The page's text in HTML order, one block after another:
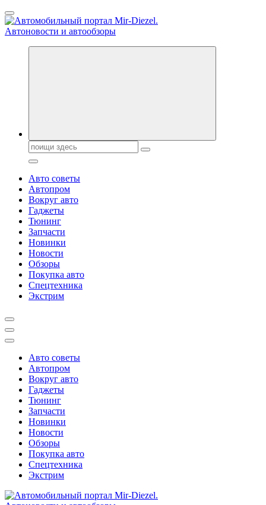
Перейти
к
содержанию
Справочник автомобилиста. Обзор новинок популярных
Поиск:
Авто советы
Автопром
Вокруг авто
Гаджеты
Тюнинг
Запчасти
Новинки
Новости
Обзоры
Покупка авто
Спецтехника
Экстрим
Авто советы
Автопром
Вокруг авто
Гаджеты
Тюнинг
Запчасти
Новинки
Новости
Обзоры
Покупка авто
Спецтехника
Экстрим